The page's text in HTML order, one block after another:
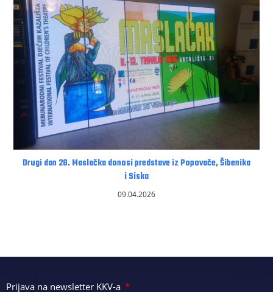
Drugi dan 28. Maslačka donosi predstave iz Popovače, Šibenika
i Siska
09.04.2026
Prijava na newsletter KKV-a